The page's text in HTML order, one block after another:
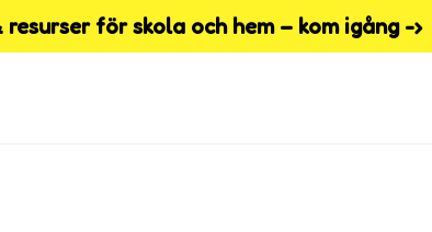
för skola och hem – kom igång -›